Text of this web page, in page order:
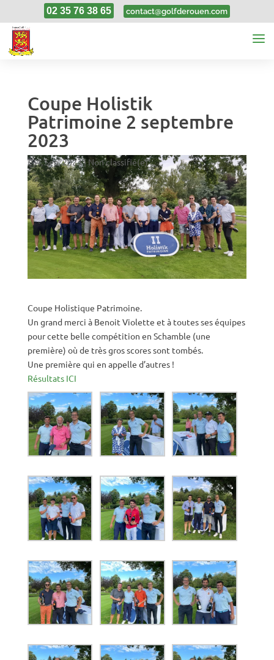
02 35 76 38 65 contact@golfderouen.com
Coupe Holistik
Patrimoine 2 septembre
2023
4, Sep, 2023|Non classifié(e)
Coupe Holistique Patrimoine.
Un grand merci à Benoit Violette et à toutes ses équipes
pour cette belle compétition en Schamble (une
première) où de très gros scores sont tombés.
Une première qui en appelle d’autres !
Résultats ICI